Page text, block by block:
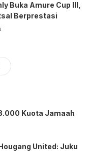
Buka Amure Cup III,
Berprestasi
Kuota Jamaah
United: Juku